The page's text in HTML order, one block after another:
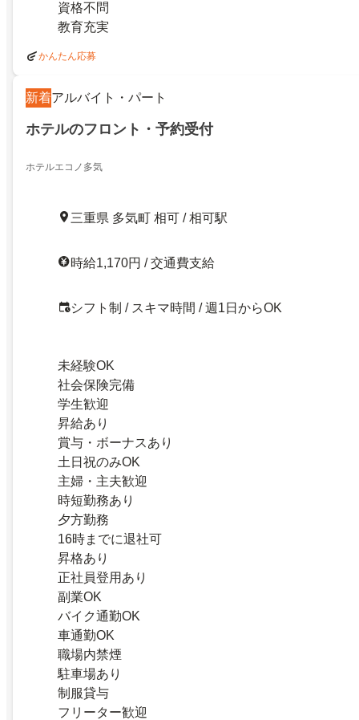
資格不問
教育充実
かんたん応募
新着アルバイト・パート
ホテルのフロント・予約受付
ホテルエコノ多気
三重県 多気町 相可 / 相可駅
時給1,170円 / 交通費支給
シフト制 / スキマ時間 / 週1日からOK
未経験OK
社会保険完備
学生歓迎
昇給あり
賞与・ボーナスあり
土日祝のみOK
主婦・主夫歓迎
時短勤務あり
夕方勤務
16時までに退社可
昇格あり
正社員登用あり
副業OK
バイク通勤OK
車通勤OK
職場内禁煙
駐車場あり
制服貸与
フリーター歓迎